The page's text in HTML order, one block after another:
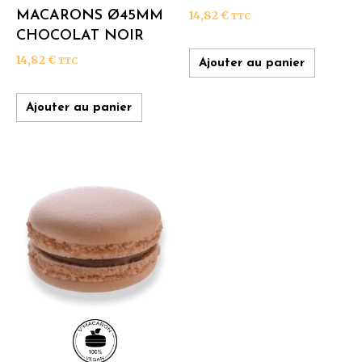
MACARONS Ø45MM
CHOCOLAT NOIR
14,82 € TTC
Ajouter au panier
14,82 € TTC
Ajouter au panier